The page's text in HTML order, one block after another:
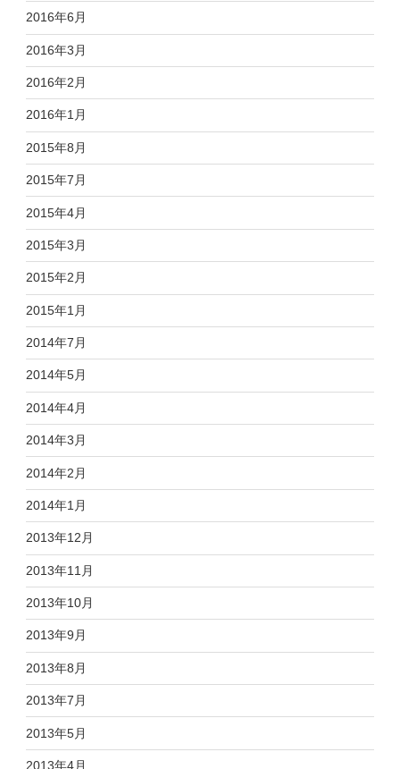
2016年6月
2016年3月
2016年2月
2016年1月
2015年8月
2015年7月
2015年4月
2015年3月
2015年2月
2015年1月
2014年7月
2014年5月
2014年4月
2014年3月
2014年2月
2014年1月
2013年12月
2013年11月
2013年10月
2013年9月
2013年8月
2013年7月
2013年5月
2013年4月